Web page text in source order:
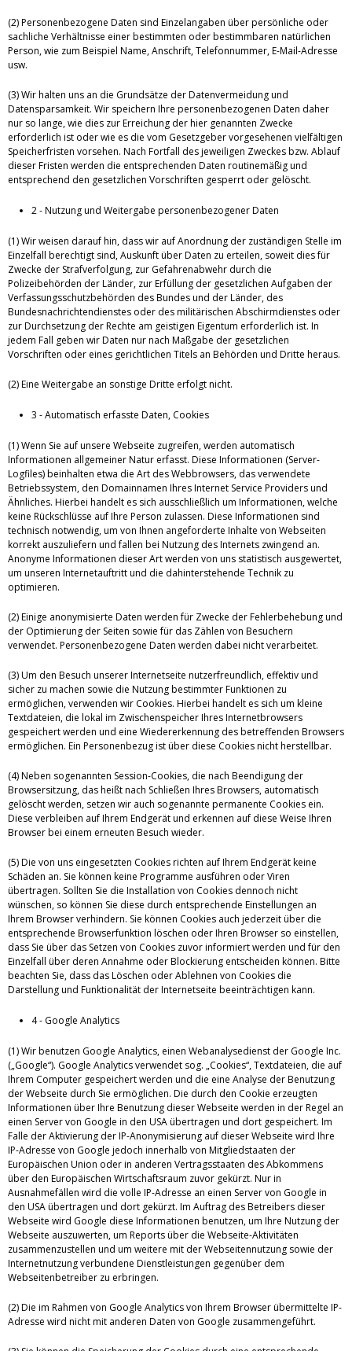
(2) Personenbezogene Daten sind Einzelangaben über persönliche oder
sachliche Verhältnisse einer bestimmten oder bestimmbaren natürlichen
Person, wie zum Beispiel Name, Anschrift, Telefonnummer, E-Mail-Adresse
usw.
(3) Wir halten uns an die Grundsätze der Datenvermeidung und
Datensparsamkeit. Wir speichern Ihre personenbezogenen Daten daher
nur so lange, wie dies zur Erreichung der hier genannten Zwecke
erforderlich ist oder wie es die vom Gesetzgeber vorgesehenen vielfältigen
Speicherfristen vorsehen. Nach Fortfall des jeweiligen Zweckes bzw. Ablauf
dieser Fristen werden die entsprechenden Daten routinemäßig und
entsprechend den gesetzlichen Vorschriften gesperrt oder gelöscht.
2 - Nutzung und Weitergabe personenbezogener Daten
(1) Wir weisen darauf hin, dass wir auf Anordnung der zuständigen Stelle im
Einzelfall berechtigt sind, Auskunft über Daten zu erteilen, soweit dies für
Zwecke der Strafverfolgung, zur Gefahrenabwehr durch die
Polizeibehörden der Länder, zur Erfüllung der gesetzlichen Aufgaben der
Verfassungsschutzbehörden des Bundes und der Länder, des
Bundesnachrichtendienstes oder des militärischen Abschirmdienstes oder
zur Durchsetzung der Rechte am geistigen Eigentum erforderlich ist. In
jedem Fall geben wir Daten nur nach Maßgabe der gesetzlichen
Vorschriften oder eines gerichtlichen Titels an Behörden und Dritte heraus.
(2) Eine Weitergabe an sonstige Dritte erfolgt nicht.
3 - Automatisch erfasste Daten, Cookies
(1) Wenn Sie auf unsere Webseite zugreifen, werden automatisch
Informationen allgemeiner Natur erfasst. Diese Informationen (Server-
Logfiles) beinhalten etwa die Art des Webbrowsers, das verwendete
Betriebssystem, den Domainnamen Ihres Internet Service Providers und
Ähnliches. Hierbei handelt es sich ausschließlich um Informationen, welche
keine Rückschlüsse auf Ihre Person zulassen. Diese Informationen sind
technisch notwendig, um von Ihnen angeforderte Inhalte von Webseiten
korrekt auszuliefern und fallen bei Nutzung des Internets zwingend an.
Anonyme Informationen dieser Art werden von uns statistisch ausgewertet,
um unseren Internetauftritt und die dahinterstehende Technik zu
optimieren.
(2) Einige anonymisierte Daten werden für Zwecke der Fehlerbehebung und
der Optimierung der Seiten sowie für das Zählen von Besuchern
verwendet. Personenbezogene Daten werden dabei nicht verarbeitet.
(3) Um den Besuch unserer Internetseite nutzerfreundlich, effektiv und
sicher zu machen sowie die Nutzung bestimmter Funktionen zu
ermöglichen, verwenden wir Cookies. Hierbei handelt es sich um kleine
Textdateien, die lokal im Zwischenspeicher Ihres Internetbrowsers
gespeichert werden und eine Wiedererkennung des betreffenden Browsers
ermöglichen. Ein Personenbezug ist über diese Cookies nicht herstellbar.
(4) Neben sogenannten Session-Cookies, die nach Beendigung der
Browsersitzung, das heißt nach Schließen Ihres Browsers, automatisch
gelöscht werden, setzen wir auch sogenannte permanente Cookies ein.
Diese verbleiben auf Ihrem Endgerät und erkennen auf diese Weise Ihren
Browser bei einem erneuten Besuch wieder.
(5) Die von uns eingesetzten Cookies richten auf Ihrem Endgerät keine
Schäden an. Sie können keine Programme ausführen oder Viren
übertragen. Sollten Sie die Installation von Cookies dennoch nicht
wünschen, so können Sie diese durch entsprechende Einstellungen an
Ihrem Browser verhindern. Sie können Cookies auch jederzeit über die
entsprechende Browserfunktion löschen oder Ihren Browser so einstellen,
dass Sie über das Setzen von Cookies zuvor informiert werden und für den
Einzelfall über deren Annahme oder Blockierung entscheiden können. Bitte
beachten Sie, dass das Löschen oder Ablehnen von Cookies die
Darstellung und Funktionalität der Internetseite beeinträchtigen kann.
4 - Google Analytics
(1) Wir benutzen Google Analytics, einen Webanalysedienst der Google Inc.
(„Google“). Google Analytics verwendet sog. „Cookies“, Textdateien, die auf
Ihrem Computer gespeichert werden und die eine Analyse der Benutzung
der Webseite durch Sie ermöglichen. Die durch den Cookie erzeugten
Informationen über Ihre Benutzung dieser Webseite werden in der Regel an
einen Server von Google in den USA übertragen und dort gespeichert. Im
Falle der Aktivierung der IP-Anonymisierung auf dieser Webseite wird Ihre
IP-Adresse von Google jedoch innerhalb von Mitgliedstaaten der
Europäischen Union oder in anderen Vertragsstaaten des Abkommens
über den Europäischen Wirtschaftsraum zuvor gekürzt. Nur in
Ausnahmefällen wird die volle IP-Adresse an einen Server von Google in
den USA übertragen und dort gekürzt. Im Auftrag des Betreibers dieser
Webseite wird Google diese Informationen benutzen, um Ihre Nutzung der
Webseite auszuwerten, um Reports über die Webseite-Aktivitäten
zusammenzustellen und um weitere mit der Webseitennutzung sowie der
Internetnutzung verbundene Dienstleistungen gegenüber dem
Webseitenbetreiber zu erbringen.
(2) Die im Rahmen von Google Analytics von Ihrem Browser übermittelte IP-
Adresse wird nicht mit anderen Daten von Google zusammengeführt.